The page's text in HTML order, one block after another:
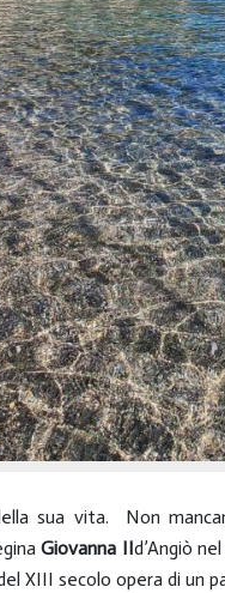
sua vita. Non
Giovanna IId’Angiò
XIII secolo opera di un